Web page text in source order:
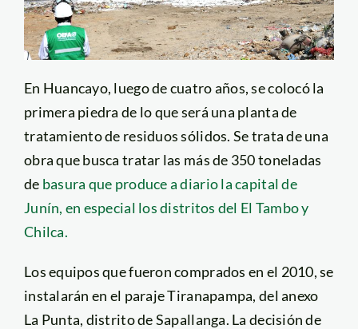
En Huancayo, luego de cuatro años, se colocó la
primera piedra de lo que será una planta de
tratamiento de residuos sólidos. Se trata de una
obra que busca tratar las más de 350 toneladas
de basura que produce a diario la capital de
Junín, en especial los distritos del El Tambo y
Chilca.
Los equipos que fueron comprados en el 2010, se
instalarán en el paraje Tiranapampa, del anexo
La Punta, distrito de Sapallanga. La decisión de